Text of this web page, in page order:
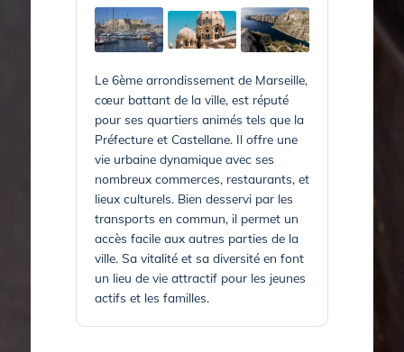
Le 6ème arrondissement de Marseille,
cœur battant de la ville, est réputé
pour ses quartiers animés tels que la
Préfecture et Castellane. Il offre une
vie urbaine dynamique avec ses
nombreux commerces, restaurants, et
lieux culturels. Bien desservi par les
transports en commun, il permet un
accès facile aux autres parties de la
ville. Sa vitalité et sa diversité en font
un lieu de vie attractif pour les jeunes
actifs et les familles.